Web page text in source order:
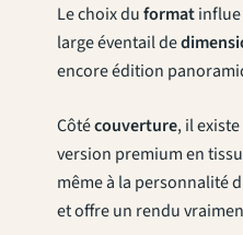
Le choix duformatinflue
large éventail de
encore édition
Côtécouverture, il
version premium en
même à la personnalité
et offre un rendu